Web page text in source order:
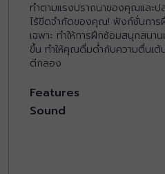
ทำตามแรงปราถนาของคุณและ
ไร้ขีดจำกัดของคุณ! ฟังก์ชั่นกา
เฉพาะ ทำให้การฝึกซ้อมสนุกสนา
ขึ้น ทำให้คุณดื่มด่ำกับความตื่นเต้
ตีกลอง
Features
Sound